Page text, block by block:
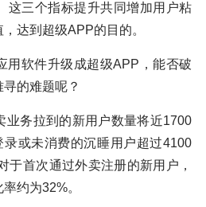
这三个指标提升共同增加用户粘
达到超级APP的目的。
用软件升级成超级APP，能否破
的难题呢？
业务拉到的新用户数量将近1700
或未消费的沉睡用户超过4100
于首次通过外卖注册的新用户，
约为32%。